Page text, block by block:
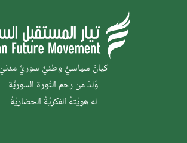
كيانٌ سياسيٌّ وطنيٌّ سوريٌّ مدنيّ
وُلدَ من رحم الثَّورة السوريَّة
له هويَّتهُ الفكريَّةُ الحضاريَّةُ